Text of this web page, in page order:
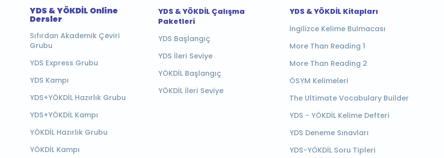
YDS & YÖKDİL Online
Dersler
Sıfırdan Akademik Çeviri
Grubu
YDS Express Grubu
YDS Kampı
YDS+YÖKDİL Hazırlık Grubu
YDS+YÖKDİL Kampı
YÖKDİL Hazırlık Grubu
YÖKDİL Kampı
YDS & YÖKDİL Çalışma
Paketleri
YDS Başlangıç
YDS İleri Seviye
YÖKDİL Başlangıç
YÖKDİL İleri Seviye
YDS & YÖKDİL Kitapları
İngilizce Kelime Bulmacası
More Than Reading 1
More Than Reading 2
ÖSYM Kelimeleri
The Ultimate Vocabulary Builder
YDS - YÖKDİL Kelime Defteri
YDS Deneme Sınavları
YDS-YÖKDİL Soru Tipleri